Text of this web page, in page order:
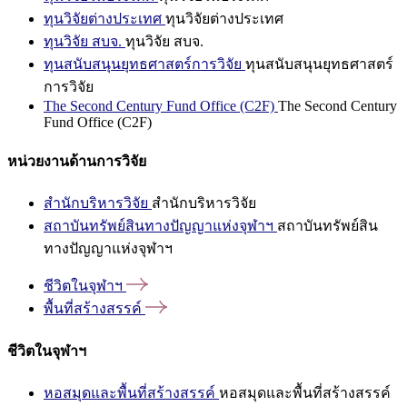
ทุนวิจัยต่างประเทศ ทุนวิจัยต่างประเทศ
ทุนวิจัย สบจ. ทุนวิจัย สบจ.
ทุนสนับสนุนยุทธศาสตร์การวิจัย ทุนสนับสนุนยุทธศาสตร์
การวิจัย
The Second Century Fund Office (C2F) The Second Century
Fund Office (C2F)
หน่วยงานด้านการวิจัย
สำนักบริหารวิจัย สำนักบริหารวิจัย
สถาบันทรัพย์สินทางปัญญาแห่งจุฬาฯ สถาบันทรัพย์สิน
ทางปัญญาแห่งจุฬาฯ
ชีวิตในจุฬาฯ
พื้นที่สร้างสรรค์
ชีวิตในจุฬาฯ
หอสมุดและพื้นที่สร้างสรรค์ หอสมุดและพื้นที่สร้างสรรค์